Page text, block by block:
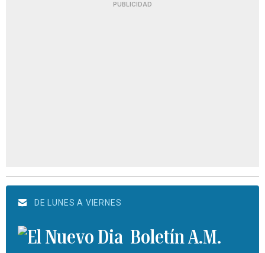
PUBLICIDAD
DE LUNES A VIERNES
Boletín A.M.